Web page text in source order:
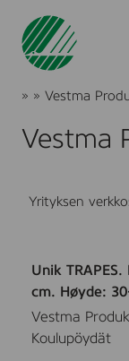
Joutsenmerkki
»
ja
palvelut
» Vestma
Vestma
Yrityksen
Unik
cm. Høyde:
Vestma
Koulupöydät